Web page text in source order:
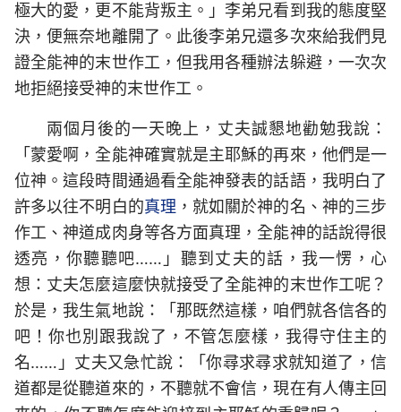
極大的愛，更不能背叛主。」李弟兄看到我的態度堅
決，便無奈地離開了。此後李弟兄還多次來給我們見
證全能神的末世作工，但我用各種辦法躲避，一次次
地拒絕接受神的末世作工。
兩個月後的一天晚上，丈夫誠懇地勸勉我說：
「蒙愛啊，全能神確實就是主耶穌的再來，他們是一
位神。這段時間通過看全能神發表的話語，我明白了
許多以往不明白的真理 ，就如關於神的名、神的三步
作工、神道成肉身等各方面真理，全能神的話說得很
透亮，你聽聽吧……」聽到丈夫的話，我一愣，心
想：丈夫怎麼這麼快就接受了全能神的末世作工呢？
於是，我生氣地說：「那既然這樣，咱們就各信各的
吧！你也別跟我說了，不管怎麼樣，我得守住主的
名……」丈夫又急忙說：「你尋求尋求就知道了，信
道都是從聽道來的，不聽就不會信，現在有人傳主回